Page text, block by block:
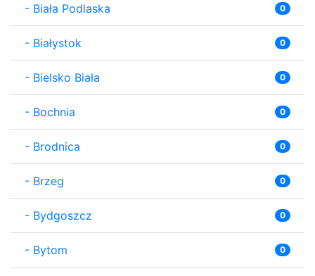
- Biała Podlaska 0
- Białystok 0
- Bielsko Biała 0
- Bochnia 0
- Brodnica 0
- Brzeg 0
- Bydgoszcz 0
- Bytom 0